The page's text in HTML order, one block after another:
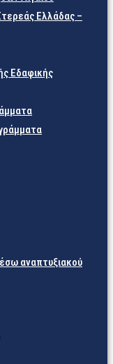
Ελλάδας –
Εδαφικής
αναπτυξιακού